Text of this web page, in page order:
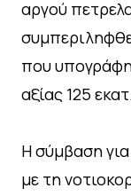
αργού
που
αξίας 125
Η σύμβαση
με τη